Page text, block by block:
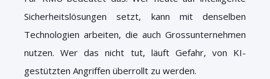
Sicherheitslösungen setzt, kann mit denselben
Technologien arbeiten, die auch Grossunternehmen
nutzen. Wer das nicht tut, läuft Gefahr, von KI-
gestützten Angriffen überrollt zu werden.